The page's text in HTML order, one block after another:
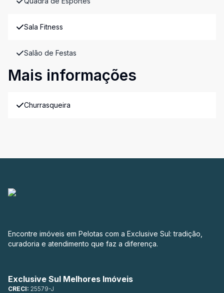
Sala Fitness
Salão de Festas
Mais informações
Churrasqueira
Encontre imóveis em Pelotas com a Exclusive Sul: tradição,
curadoria e atendimento que faz a diferença.
Exclusive Sul Melhores Imóveis
CRECI: 25579-J